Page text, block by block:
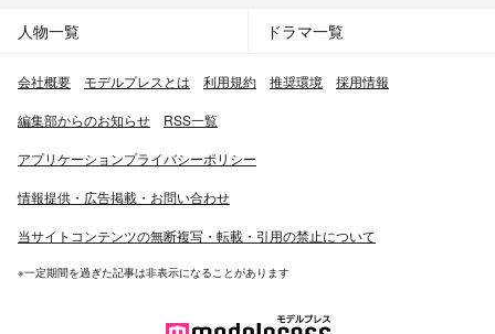
人物一覧 ドラマ一覧
会社概要 モデルプレスとは 利用規約 推奨環境 採用情報
編集部からのお知らせ RSS一覧
アプリケーションプライバシーポリシー
情報提供・広告掲載・お問い合わせ
当サイトコンテンツの無断複写・転載・引用の禁止について
※一定期間を過ぎた記事は非表示になることがあります